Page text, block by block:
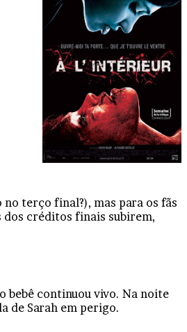
terço final?), mas para os fãs
dos créditos finais subirem,
bebê continuou vivo. Na noite
de Sarah em perigo.